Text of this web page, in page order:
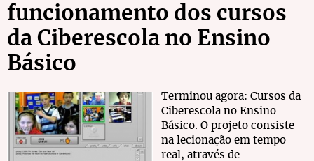
funcionamento dos cursos
da Ciberescola no Ensino
Básico
Terminou agora: Cursos da
Ciberescola no Ensino
Básico. O projeto consiste
na lecionação em tempo
real, através de